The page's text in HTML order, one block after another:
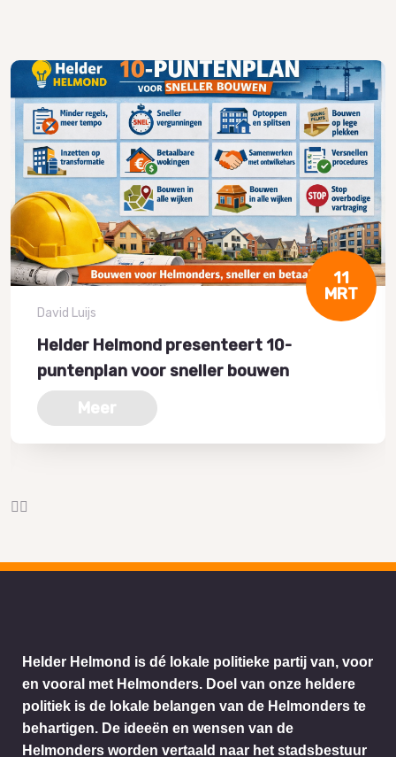
11
MRT
David Luijs
Helder Helmond presenteert 10-
puntenplan voor sneller bouwen
Meer
Helder Helmond is dé lokale politieke partij van, voor
en vooral met Helmonders. Doel van onze heldere
politiek is de lokale belangen van de Helmonders te
behartigen. De ideeën en wensen van de
Helmonders worden vertaald naar het stadsbestuur